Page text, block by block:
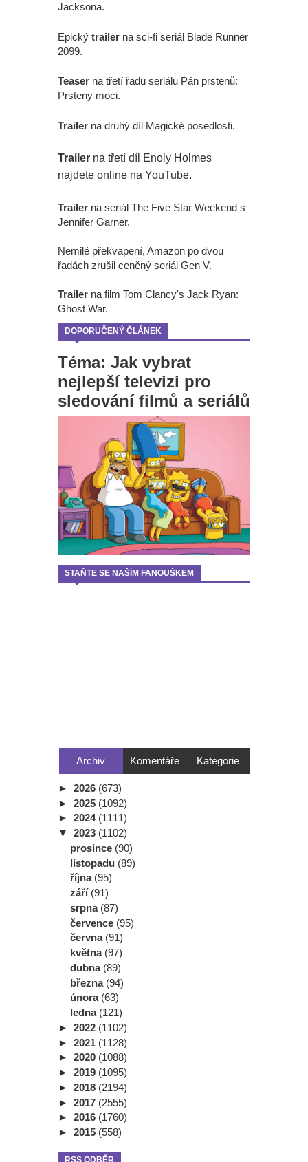
Jacksona.
Epický trailer na sci-fi seriál Blade Runner
2099.
Teaser na třetí řadu seriálu Pán prstenů:
Prsteny moci.
Trailer na druhý díl Magické posedlosti.
Trailer na třetí díl Enoly Holmes
najdete online na YouTube.
Trailer na seriál The Five Star Weekend s
Jennifer Garner.
Nemilé překvapení, Amazon po dvou
řadách zrušil ceněný seriál Gen V.
Trailer na film Tom Clancy's Jack Ryan:
Ghost War.
DOPORUČENÝ ČLÁNEK
Téma: Jak vybrat
nejlepší televizi pro
sledování filmů a seriálů
STAŇTE SE NAŠÍM FANOUŠKEM
Archiv Komentáře Kategorie
► 2026 (673)
► 2025 (1092)
► 2024 (1111)
▼ 2023 (1102)
prosince (90)
listopadu (89)
října (95)
září (91)
srpna (87)
července (95)
června (91)
května (97)
dubna (89)
března (94)
února (63)
ledna (121)
► 2022 (1102)
► 2021 (1128)
► 2020 (1088)
► 2019 (1095)
► 2018 (2194)
► 2017 (2555)
► 2016 (1760)
► 2015 (558)
RSS ODBĚR